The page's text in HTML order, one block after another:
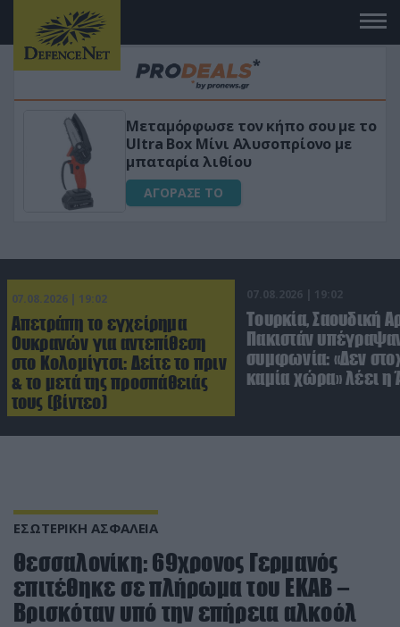
«Μαγική» φόρμουλα τριβόλι + VIP
για αύξηση της λίμπιντο
ΑΓΟΡΑΣΕ ΤΟ
07.08.2026 | 19:02
Απετράπη το εγχείρημα
Ουκρανών για αντεπίθεση
στο Κολομίγτσι: Δείτε το πριν
& το μετά της προσπάθειάς
τους (βίντεο)
07.08.2026 | 19:02
Τουρκία, Σαουδική
Πακιστάν
συμφωνία: «Δεν
καμία χώρα» λέει η
ΕΣΩΤΕΡΙΚΗ ΑΣΦΑΛΕΙΑ
Θεσσαλονίκη: 69χρονος Γερμανός
επιτέθηκε σε πλήρωμα του ΕΚΑΒ –
Βρισκόταν υπό την επήρεια αλκοόλ